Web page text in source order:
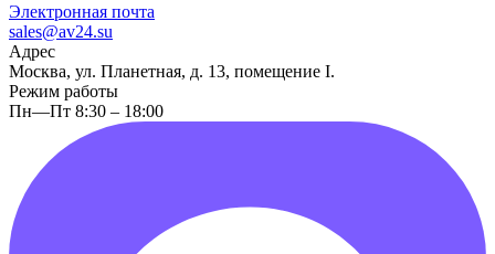
Электронная почта
sales@av24.su
Адрес
Москва, ул. Планетная, д. 13, помещение I.
Режим работы
Пн—Пт 8:30 – 18:00